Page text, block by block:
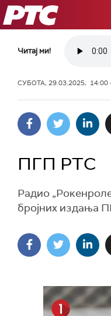
РТС
Читај ми!
СУБОТА, 29.03.2025, 14:00
ПГП РТС
Радио
бројних издања